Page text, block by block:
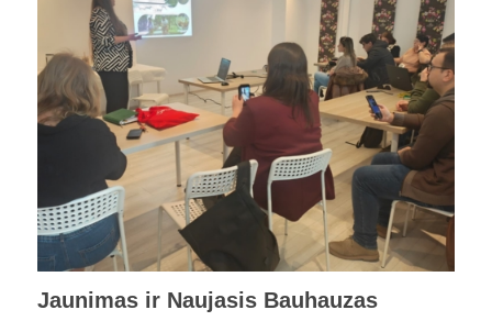
Jaunimas ir Naujasis Bauhauzas